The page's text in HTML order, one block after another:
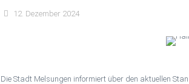
Hallenbad
12. Dezember 2024
Die Stadt Melsungen informiert über den aktuellen